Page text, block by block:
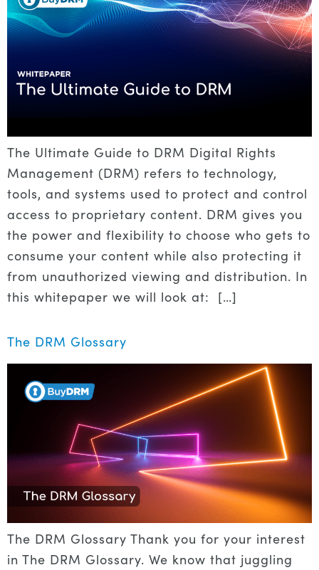
The Ultimate Guide to DRM Digital Rights
Management (DRM) refers to technology,
tools, and systems used to protect and control
access to proprietary content. DRM gives you
the power and flexibility to choose who gets to
consume your content while also protecting it
from unauthorized viewing and distribution. In
this whitepaper we will look at: […]
The DRM Glossary
The DRM Glossary Thank you for your interest
in The DRM Glossary. We know that juggling